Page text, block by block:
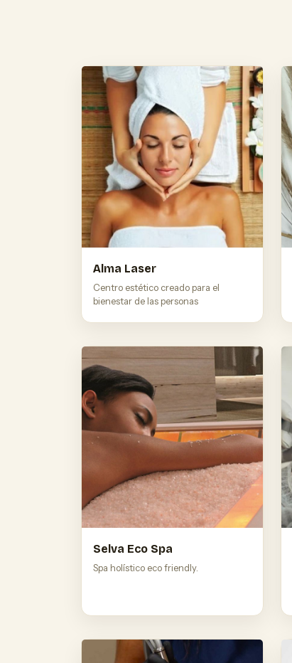
Alma Laser
Centro estético creado para el
bienestar de las personas
Selva Eco Spa
Spa holístico eco friendly.